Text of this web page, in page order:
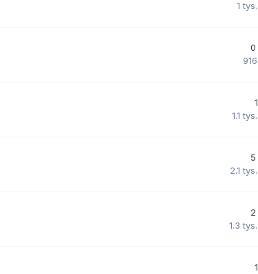
1 tys.
0
916
1
1.1 tys.
5
2.1 tys.
2
1.3 tys.
1